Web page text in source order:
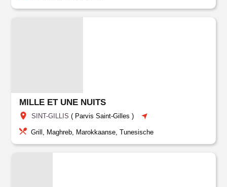
MILLE ET UNE NUITS
SINT-GILLIS ( Parvis Saint-Gilles )
Grill, Maghreb, Marokkaanse, Tunesische